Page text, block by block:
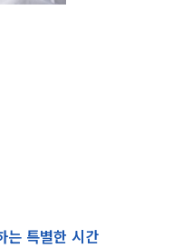
는 특별한 시간